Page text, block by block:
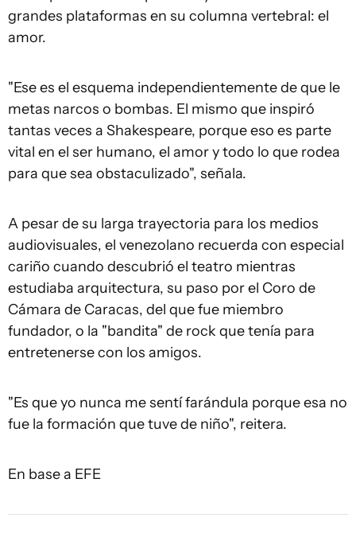
grandes plataformas en su columna vertebral: el
amor.
"Ese es el esquema independientemente de que le
metas narcos o bombas. El mismo que inspiró
tantas veces a Shakespeare, porque eso es parte
vital en el ser humano, el amor y todo lo que rodea
para que sea obstaculizado", señala.
A pesar de su larga trayectoria para los medios
audiovisuales, el venezolano recuerda con especial
cariño cuando descubrió el teatro mientras
estudiaba arquitectura, su paso por el Coro de
Cámara de Caracas, del que fue miembro
fundador, o la "bandita" de rock que tenía para
entretenerse con los amigos.
"Es que yo nunca me sentí farándula porque esa no
fue la formación que tuve de niño", reitera.
En base a EFE